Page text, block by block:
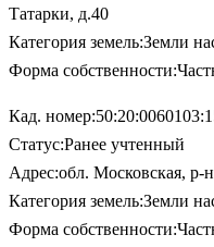
Татарки, д.40
Категория земель:Земли
Форма
Кад.
Статус:Ранее учтенный
Адрес:обл. Московская,
Категория земель:Земли
Форма